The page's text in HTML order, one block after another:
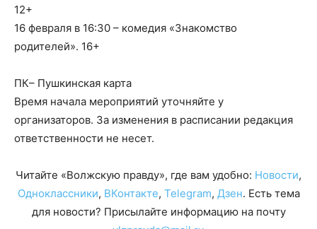
12+
16 февраля в 16:30 – комедия «Знакомство
родителей». 16+
ПК– Пушкинская карта
Время начала мероприятий уточняйте у
организаторов. За изменения в расписании редакция
ответственности не несет.
Читайте «Волжскую правду», где вам удобно: Новости,
Одноклассники, ВКонтакте, Telegram, Дзен. Есть тема
для новости? Присылайте информацию на почту